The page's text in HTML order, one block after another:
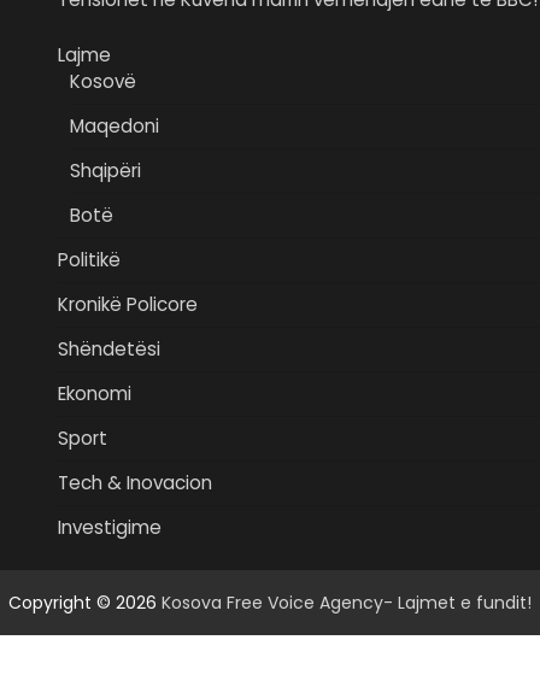
Lajme
Kosovë
Maqedoni
Shqipëri
Botë
Politikë
Kronikë Policore
Shëndetësi
Ekonomi
Sport
Tech & Inovacion
Investigime